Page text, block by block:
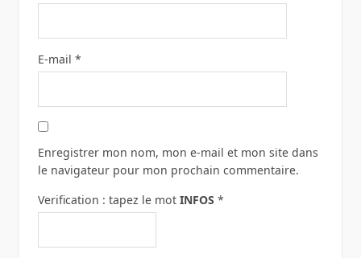
E-mail *
Enregistrer mon nom, mon e-mail et mon site dans
le navigateur pour mon prochain commentaire.
Verification : tapez le mot INFOS *